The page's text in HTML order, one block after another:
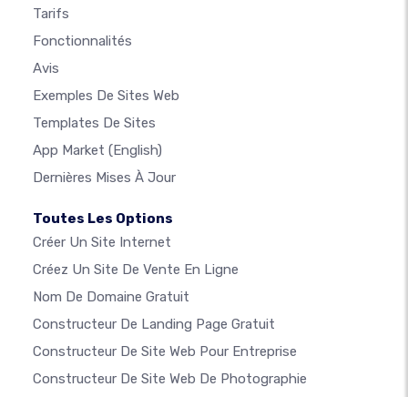
Tarifs
Fonctionnalités
Avis
Exemples De Sites Web
Templates De Sites
App Market (English)
Dernières Mises À Jour
Toutes Les Options
Créer Un Site Internet
Créez Un Site De Vente En Ligne
Nom De Domaine Gratuit
Constructeur De Landing Page Gratuit
Constructeur De Site Web Pour Entreprise
Constructeur De Site Web De Photographie